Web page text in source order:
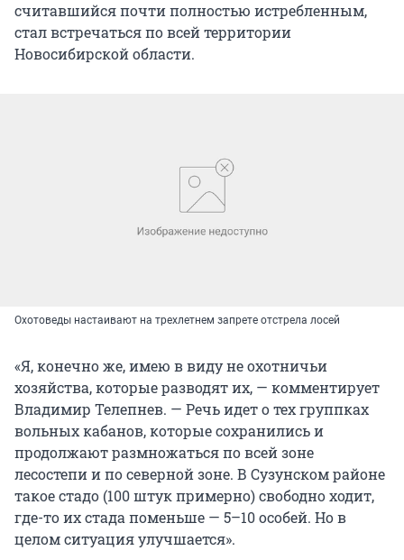
считавшийся почти полностью истребленным,
стал встречаться по всей территории
Новосибирской области.
Охотоведы настаивают на трехлетнем запрете отстрела лосей
«Я, конечно же, имею в виду не охотничьи
хозяйства, которые разводят их, — комментирует
Владимир Телепнев. — Речь идет о тех группках
вольных кабанов, которые сохранились и
продолжают размножаться по всей зоне
лесостепи и по северной зоне. В Сузунском районе
такое стадо (100 штук примерно) свободно ходит,
где-то их стада поменьше — 5–10 особей. Но в
целом ситуация улучшается».